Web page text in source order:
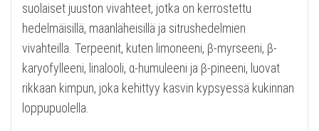
suolaiset juuston vivahteet, jotka on kerrostettu
hedelmäisillä, maanläheisillä ja sitrushedelmien
vivahteilla. Terpeenit, kuten limoneeni, β-myrseeni, β-
karyofylleeni, linalooli, α-humuleeni ja β-pineeni, luovat
rikkaan kimpun, joka kehittyy kasvin kypsyessä kukinnan
loppupuolella.